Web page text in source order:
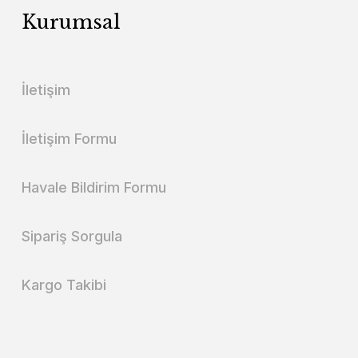
Kurumsal
İletişim
İletişim Formu
Havale Bildirim Formu
Sipariş Sorgula
Kargo Takibi